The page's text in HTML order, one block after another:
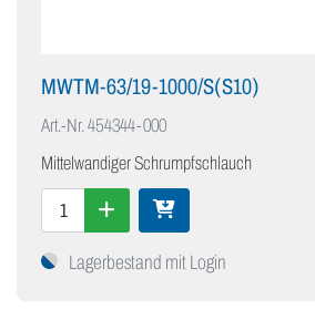
MWTM-63/19-1000/S(S10)
Art.-Nr.454344-000
Mittelwandiger Schrumpfschlauch
Lagerbestand mit Login